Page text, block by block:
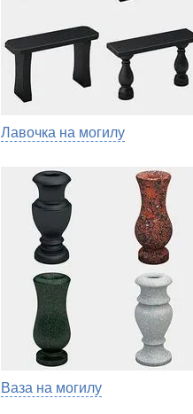
Лавочка на могилу
Ваза на могилу